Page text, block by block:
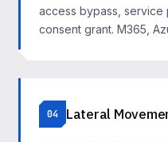
access bypass, service
consent grant. M365,
04 Lateral